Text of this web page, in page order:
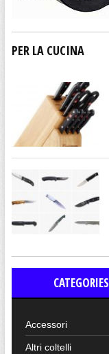
PER LA CUCINA
CATEGORIES
Accessori
Altri coltelli